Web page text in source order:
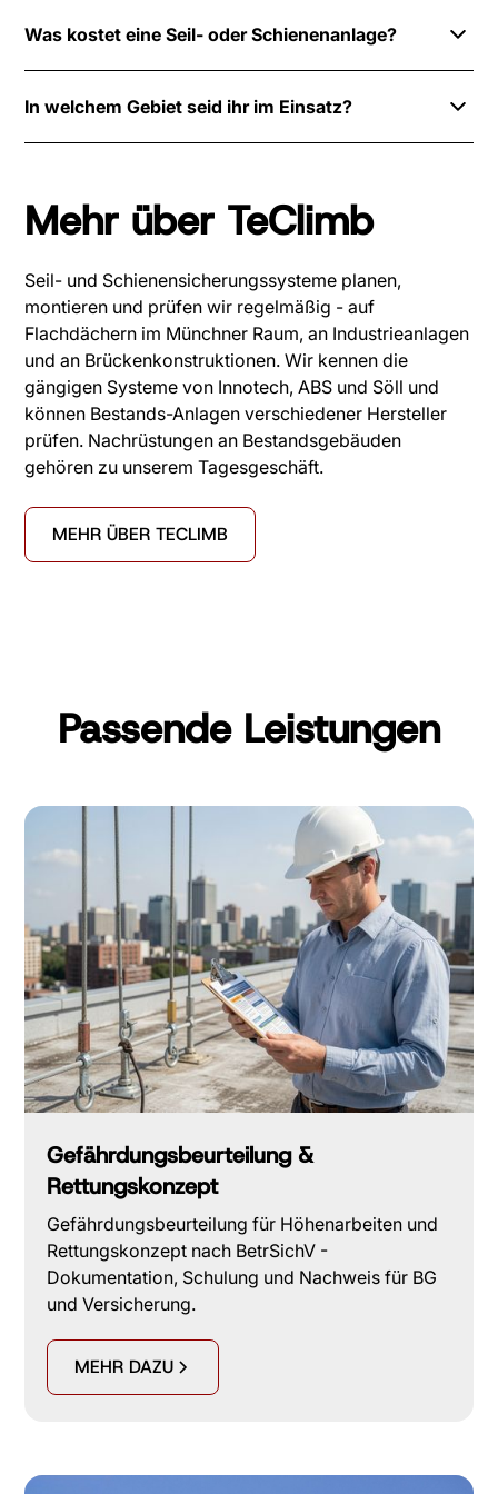
wir das bei der Prüfung - und empfehlen
gegebenenfalls einen Austausch.
Person nach DGUV Regel 112-198/199. Zusätzlich
nach besonderen Anlässen wie einer Sturz-Belastung,
System. Wir erinnern Sie auf Wunsch automatisch an
den nächsten Termin.
Was kostet eine Seil- oder Schienenanlage?
gewählten System und der Unterkonstruktion ab. Ein
konkretes Angebot erstellen wir nach einer Vor-Ort-
In welchem Gebiet seid ihr im Einsatz?
möglich. Rufen Sie uns an: +49 179 7049047
Mehr über TeClimb
Seil- und Schienensicherungssysteme planen,
montieren und prüfen wir regelmäßig - auf
Flachdächern im Münchner Raum, an Industrieanlagen
und an Brückenkonstruktionen. Wir kennen die
gängigen Systeme von Innotech, ABS und Söll und
können Bestands-Anlagen verschiedener Hersteller
prüfen. Nachrüstungen an Bestandsgebäuden
gehören zu unserem Tagesgeschäft.
MEHR ÜBER TECLIMB
Passende Leistungen
Gefährdungsbeurteilung &
Rettungskonzept
Gefährdungsbeurteilung für Höhenarbeiten und
Rettungskonzept nach BetrSichV -
Dokumentation, Schulung und Nachweis für BG
und Versicherung.
MEHR DAZU